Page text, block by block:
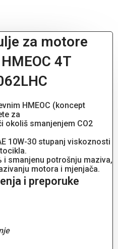
za motore
4T
HMEOC (koncept
za
okoliš smanjenjem CO2
10W-30 stupanj viskoznosti
i smanjenu potrošnju maziva,
motora i mjenjača.
i preporuke